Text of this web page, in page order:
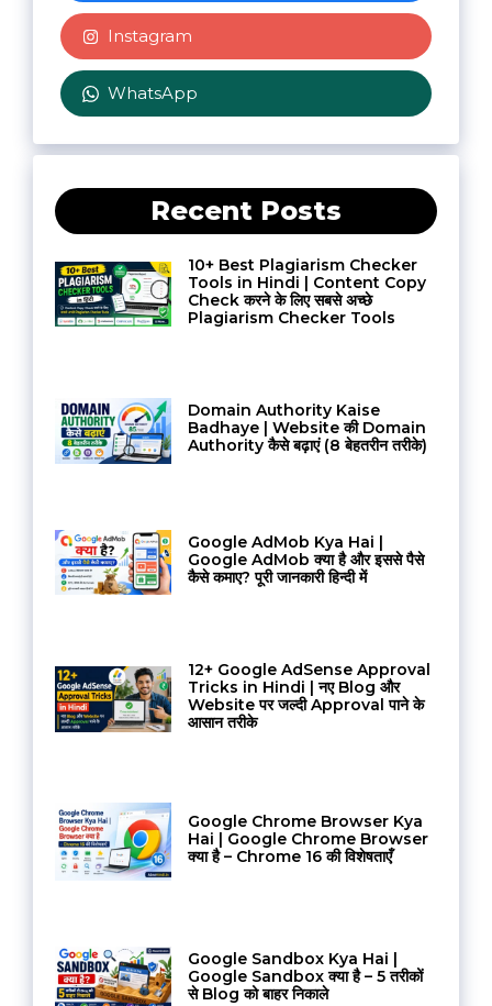
Instagram
WhatsApp
Recent Posts
10+ Best Plagiarism Checker
Tools in Hindi | Content Copy
Check करने के लिए सबसे अच्छे
Plagiarism Checker Tools
Domain Authority Kaise
Badhaye | Website की Domain
Authority कैसे बढ़ाएं (8 बेहतरीन तरीके)
Google AdMob Kya Hai |
Google AdMob क्या है और इससे पैसे
कैसे कमाए? पूरी जानकारी हिन्दी में
12+ Google AdSense Approval
Tricks in Hindi | नए Blog और
Website पर जल्दी Approval पाने के
आसान तरीके
Google Chrome Browser Kya
Hai | Google Chrome Browser
क्या है – Chrome 16 की विशेषताएँ
Google Sandbox Kya Hai |
Google Sandbox क्या है – 5 तरीकों
से Blog को बाहर निकाले